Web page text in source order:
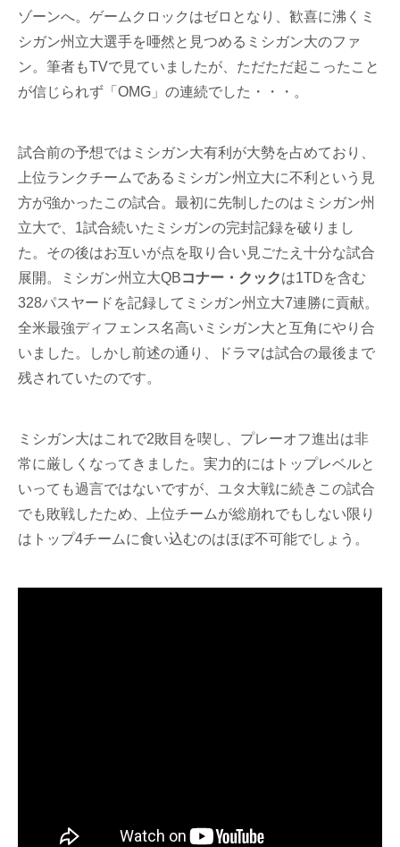
ゾーンへ。ゲームクロックはゼロとなり、歓喜に沸くミ
シガン州立大選手を唖然と見つめるミシガン大のファ
ン。筆者もTVで見ていましたが、ただただ起こったこと
が信じられず「OMG」の連続でした・・・。
試合前の予想ではミシガン大有利が大勢を占めており、
上位ランクチームであるミシガン州立大に不利という見
方が強かったこの試合。最初に先制したのはミシガン州
立大で、1試合続いたミシガンの完封記録を破りまし
た。その後はお互いが点を取り合い見ごたえ十分な試合
展開。ミシガン州立大QBコナー・クックは1TDを含む
328パスヤードを記録してミシガン州立大7連勝に貢献。
全米最強ディフェンス名高いミシガン大と互角にやり合
いました。しかし前述の通り、ドラマは試合の最後まで
残されていたのです。
ミシガン大はこれで2敗目を喫し、プレーオフ進出は非
常に厳しくなってきました。実力的にはトップレベルと
いっても過言ではないですが、ユタ大戦に続きこの試合
でも敗戦したため、上位チームが総崩れでもしない限り
はトップ4チームに食い込むのはほぼ不可能でしょう。